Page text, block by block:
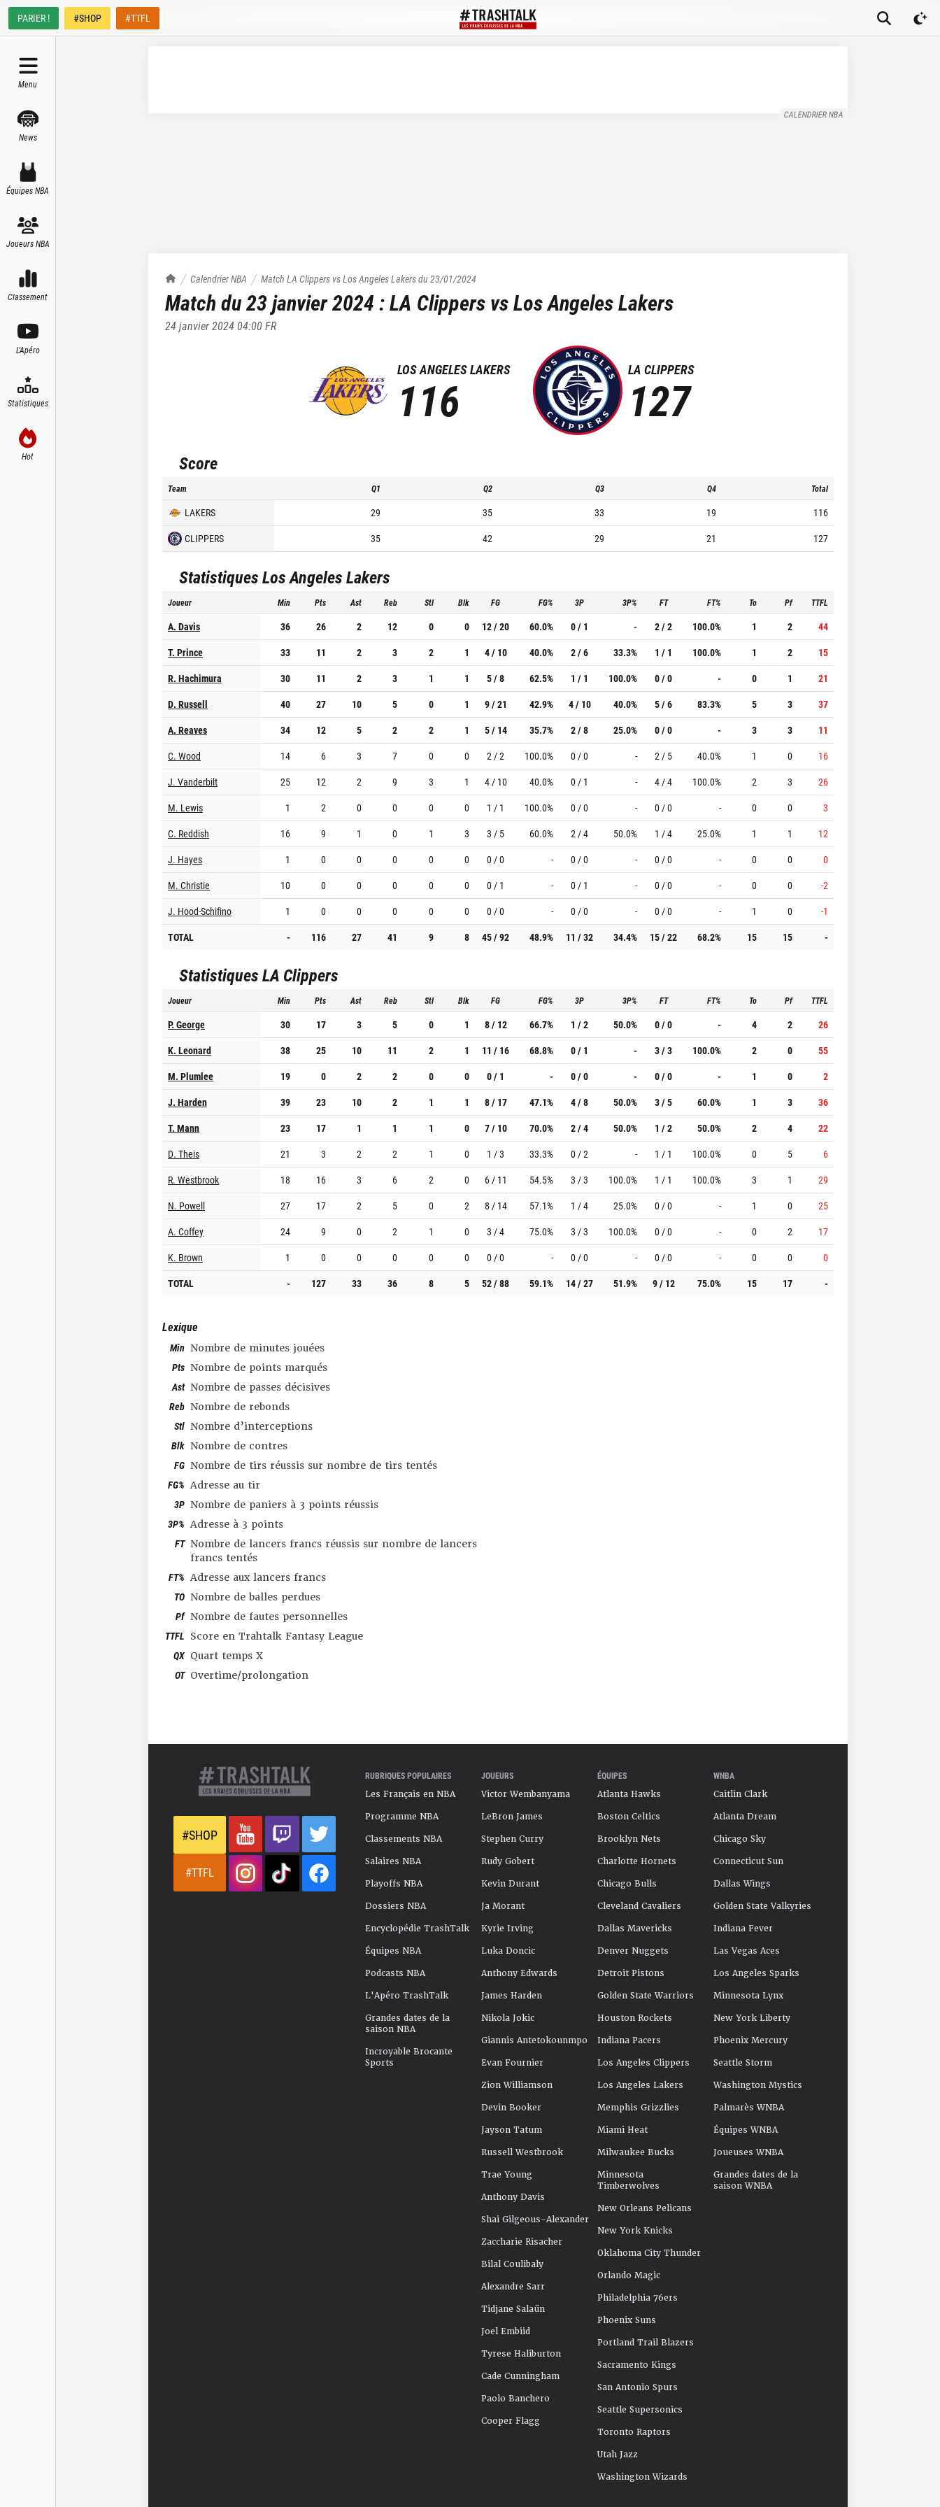
PARIER ! #SHOP #TTFL
Menu
News
Équipes NBA
Joueurs NBA
Classement
L'Apéro
Statistiques
Hot
CALENDRIER NBA
TrashTalk Actu NBA
Calendrier NBA Match LA Clippers vsLos Angeles Lakersdu23/01/2024
Match du23 janvier 2024 :LA Clippers vsLos Angeles Lakers
24 janvier 2024 04:00FR
LOS ANGELES LAKERS
116
LA CLIPPERS
127
Score
Team Q1 Q2 Q3 Q4 Total
LAKERS 29 35 33 19
116
CLIPPERS
35 42 29 21 127
StatistiquesLos Angeles Lakers
Joueur Min Pts Ast Reb Stl Blk FG FG% 3P 3P% FT FT% To Pf TTFL
A. Davis 36 26 2 12 0 0 12 / 20 60.0% 0 / 1 - 2 / 2 100.0% 1 2
44
T. Prince
33 11 2 3 2 1 4 / 10 40.0% 2 / 6 33.3% 1 / 1 100.0% 1 2
15
R. Hachimura
30 11 2 3 1 1 5 / 8 62.5% 1 / 1 100.0% 0 / 0 - 0 1
21
D. Russell
40 27 10 5 0 1 9 / 21 42.9% 4 / 10 40.0% 5 / 6 83.3% 5 3
37
A. Reaves
34 12 5 2 2 1 5 / 14 35.7% 2 / 8 25.0% 0 / 0 - 3 3
11
C. Wood
14 6 3 7 0 0 2 / 2 100.0% 0 / 0 - 2 / 5 40.0% 1 0
16
J. Vanderbilt
25 12 2 9 3 1 4 / 10 40.0% 0 / 1 - 4 / 4 100.0% 2 3
26
M. Lewis
1 2 0 0 0 0 1 / 1 100.0% 0 / 0 - 0 / 0 - 0 0
3
C. Reddish
16 9 1 0 1 3 3 / 5 60.0% 2 / 4 50.0% 1 / 4 25.0% 1 1
12
J. Hayes
1 0 0 0 0 0 0 / 0 - 0 / 0 - 0 / 0 - 0 0
0
M. Christie
10 0 0 0 0 0 0 / 1 - 0 / 1 - 0 / 0 - 0 0
-2
J. Hood-Schifino
1 0 0 0 0 0 0 / 0 - 0 / 0 - 0 / 0 - 1 0
-1
TOTAL
- 116 27 41 9 8 45 / 92 48.9% 11 / 32 34.4% 15 / 22 68.2% 15 15 -
StatistiquesLA Clippers
Joueur Min Pts Ast Reb Stl Blk FG FG% 3P 3P% FT FT% To Pf TTFL
P. George 30 17 3 5 0 1 8 / 12 66.7% 1 / 2 50.0% 0 / 0 - 4 2
26
K. Leonard
38 25 10 11 2 1 11 / 16 68.8% 0 / 1 - 3 / 3 100.0% 2 0
55
M. Plumlee
19 0 2 2 0 0 0 / 1 - 0 / 0 - 0 / 0 - 1 0
2
J. Harden
39 23 10 2 1 1 8 / 17 47.1% 4 / 8 50.0% 3 / 5 60.0% 1 3
36
T. Mann
23 17 1 1 1 0 7 / 10 70.0% 2 / 4 50.0% 1 / 2 50.0% 2 4
22
D. Theis
21 3 2 2 1 0 1 / 3 33.3% 0 / 2 - 1 / 1 100.0% 0 5
6
R. Westbrook
18 16 3 6 2 0 6 / 11 54.5% 3 / 3 100.0% 1 / 1 100.0% 3 1
29
N. Powell
27 17 2 5 0 2 8 / 14 57.1% 1 / 4 25.0% 0 / 0 - 1 0
25
A. Coffey
24 9 0 2 1 0 3 / 4 75.0% 3 / 3 100.0% 0 / 0 - 0 2
17
K. Brown
1 0 0 0 0 0 0 / 0 - 0 / 0 - 0 / 0 - 0 0
0
TOTAL
- 127 33 36 8 5 52 / 88 59.1% 14 / 27 51.9% 9 / 12 75.0% 15 17 -
Lexique
Min Nombre de minutes jouées
Pts Nombre de points marqués
Ast Nombre de passes décisives
Reb Nombre de rebonds
Stl Nombre d’interceptions
Blk Nombre de contres
FG Nombre de tirs réussis sur nombre de tirs tentés
FG% Adresse au tir
3P Nombre de paniers à 3 points réussis
3P% Adresse à 3 points
FT Nombre de lancers francs réussis sur nombre de lancers
francs tentés
FT% Adresse aux lancers francs
TO Nombre de balles perdues
Pf Nombre de fautes personnelles
TTFL Score en Trahtalk Fantasy League
QX Quart temps X
OT Overtime/prolongation
#SHOP
#TTFL
RUBRIQUES POPULAIRES
Les Français en NBA
Programme NBA
Classements NBA
Salaires NBA
Playoffs NBA
Dossiers NBA
Encyclopédie TrashTalk
Équipes NBA
Podcasts NBA
L'Apéro TrashTalk
Grandes dates de la
saison NBA
Incroyable Brocante
Sports
JOUEURS
Victor Wembanyama
LeBron James
Stephen Curry
Rudy Gobert
Kevin Durant
Ja Morant
Kyrie Irving
Luka Doncic
Anthony Edwards
James Harden
Nikola Jokic
Giannis Antetokounmpo
Evan Fournier
Zion Williamson
Devin Booker
Jayson Tatum
Russell Westbrook
Trae Young
Anthony Davis
Shai Gilgeous-Alexander
Zaccharie Risacher
Bilal Coulibaly
Alexandre Sarr
Tidjane Salaün
Joel Embiid
Tyrese Haliburton
Cade Cunningham
Paolo Banchero
Cooper Flagg
ÉQUIPES
Atlanta Hawks
Boston Celtics
Brooklyn Nets
Charlotte Hornets
Chicago Bulls
Cleveland Cavaliers
Dallas Mavericks
Denver Nuggets
Detroit Pistons
Golden State Warriors
Houston Rockets
Indiana Pacers
Los Angeles Clippers
Los Angeles Lakers
Memphis Grizzlies
Miami Heat
Milwaukee Bucks
Minnesota
Timberwolves
New Orleans Pelicans
New York Knicks
Oklahoma City Thunder
Orlando Magic
Philadelphia 76ers
Phoenix Suns
Portland Trail Blazers
Sacramento Kings
San Antonio Spurs
Seattle Supersonics
Toronto Raptors
Utah Jazz
Washington Wizards
WNBA
Caitlin Clark
Atlanta Dream
Chicago Sky
Connecticut Sun
Dallas Wings
Golden State Valkyries
Indiana Fever
Las Vegas Aces
Los Angeles Sparks
Minnesota Lynx
New York Liberty
Phoenix Mercury
Seattle Storm
Washington Mystics
Palmarès WNBA
Équipes WNBA
Joueuses WNBA
Grandes dates de la
saison WNBA